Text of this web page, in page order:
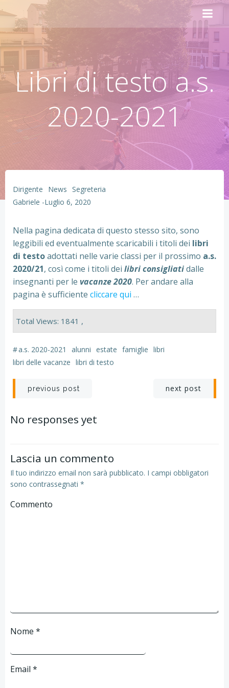
Vai
contenuto
Libri di testo a.s.
2020-2021
Dirigente News Segreteria
Gabriele -Luglio 6, 2020
Nella pagina dedicata di questo stesso sito, sono
leggibili ed eventualmente scaricabili i titoli dei libri
di testoadottati nelle varie classi per il prossimo a.s.
2020/21, così come i titoli dei libri consigliatidalle
insegnanti per le vacanze 2020. Per andare alla
pagina è sufficiente cliccare qui …
Total Views: 1841 ,
#a.s. 2020-2021 alunni estate famiglie libri
libri delle vacanze libri di testo
Navigazione
articoli
previous post
Navigazione
next post
No responses yet
Lascia un commento
Il tuo indirizzo email non sarà pubblicato. I campi obbligatori
sono contrassegnati *
Commento
Nome *
Email *